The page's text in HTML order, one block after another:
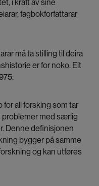
i kraft av sine
fagbokforfattarar
må ta stilling til deira
er for noko. Eit
all forsking som tar
problemer med særlig
Denne definisjonen
bygger på samme
og kan utføres